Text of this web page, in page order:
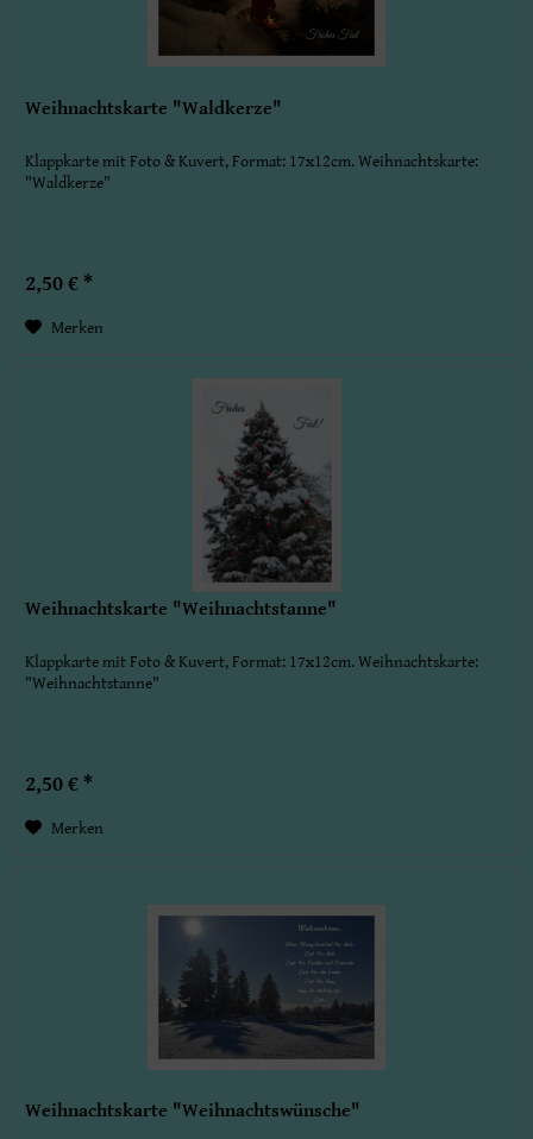
Weihnachtskarte "Waldkerze"
Klappkarte mit Foto & Kuvert, Format: 17x12cm. Weihnachtskarte:
"Waldkerze"
2,50 € *
Merken
Weihnachtskarte "Weihnachtstanne"
Klappkarte mit Foto & Kuvert, Format: 17x12cm. Weihnachtskarte:
"Weihnachtstanne"
2,50 € *
Merken
Weihnachtskarte "Weihnachtswünsche"